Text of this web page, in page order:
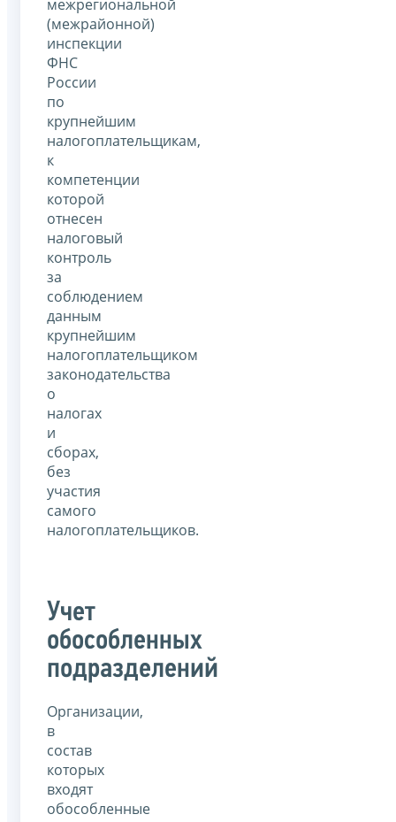
межрегиональной
(межрайонной)
инспекции
ФНС
России
по
крупнейшим
налогоплательщикам,
к
компетенции
которой
отнесен
налоговый
контроль
за
соблюдением
данным
крупнейшим
налогоплательщиком
законодательства
о
налогах
и
сборах,
без
участия
самого
налогоплательщиков.
Учет
обособленных
подразделений
Организации,
в
состав
которых
входят
обособленные